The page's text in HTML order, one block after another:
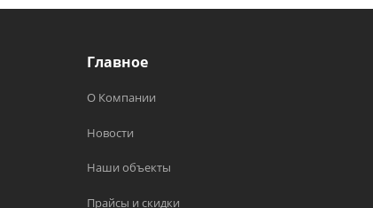
Главное
О Компании
Новости
Наши объекты
Прайсы и скидки